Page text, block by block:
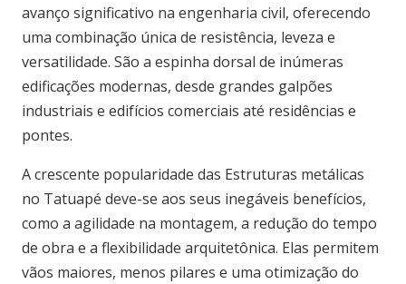
avanço significativo na engenharia civil, oferecendo
uma combinação única de resistência, leveza e
versatilidade. São a espinha dorsal de inúmeras
edificações modernas, desde grandes galpões
industriais e edifícios comerciais até residências e
pontes.
A crescente popularidade das Estruturas metálicas
no Tatuapé deve-se aos seus inegáveis benefícios,
como a agilidade na montagem, a redução do tempo
de obra e a flexibilidade arquitetônica. Elas permitem
vãos maiores, menos pilares e uma otimização do